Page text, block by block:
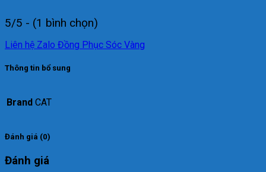
5/5 - (1 bình chọn)
Liên hệ Zalo Đồng Phục Sóc Vàng
Thông tin bổ sung
Brand CAT
Đánh giá (0)
Đánh giá